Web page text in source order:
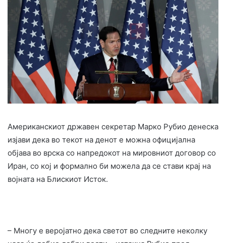
Американскиот државен секретар Марко Рубио денеска
изјави дека во текот на денот е можна официјална
објава во врска со напредокот на мировниот договор со
Иран, со кој и формално би можела да се стави крај на
војната на Блискиот Исток.
– Многу е веројатно дека светот во следните неколку